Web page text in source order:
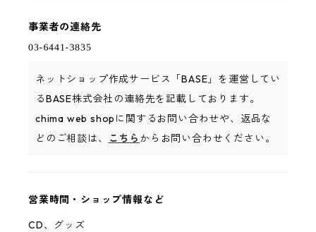
事業者の連絡先
ネットショップ作成サービス「BASE」を運営してい
るBASE株式会社の連絡先を記載しております。
chima web shopに関するお問い合わせや、返品な
どのご相談は、
こちら からお問い合わせください。
営業時間・ショップ情報など
CD、グッズ